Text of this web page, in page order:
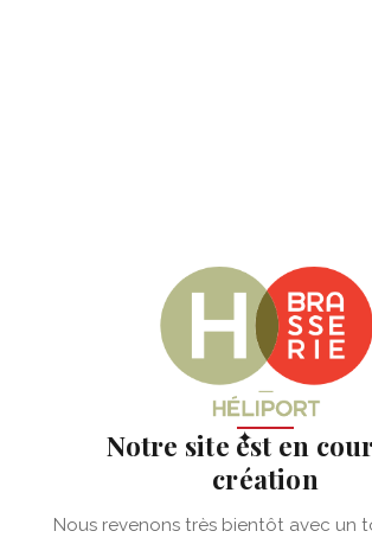
✦
Notre site est en
création
Nous revenons très bientôt avec un